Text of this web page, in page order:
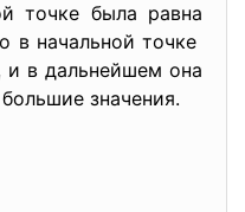
точке была равна
в начальной точке
в дальнейшем она
значения.